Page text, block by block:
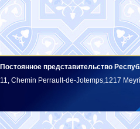
Постоянное представительство
11, Chemin Perrault-de-Jotemps,1217